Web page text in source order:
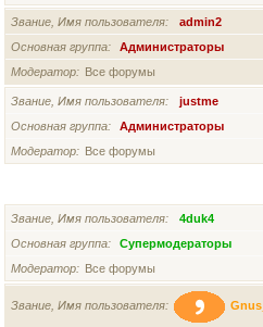
Звание, Имя пользователя
admin2
Основная группа
Администраторы
Модератор
Все форумы
Звание, Имя пользователя
justme
Основная группа
Администраторы
Модератор
Все форумы
Звание, Имя пользователя
4duk4
Основная группа
Супермодераторы
Модератор
Все форумы
Звание, Имя пользователя